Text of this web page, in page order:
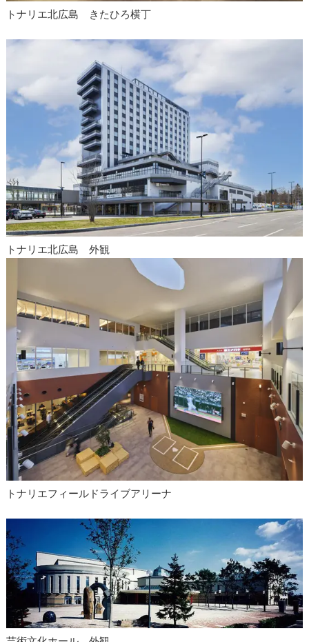
トナリエ北広島 きたひろ横丁
トナリエ北広島 外観
トナリエフィールドライブアリーナ